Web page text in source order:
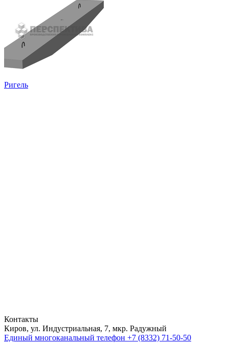
Ригель
Контакты
Киров, ул. Индустриальная, 7, мкр. Радужный
Единый многоканальный телефон +7 (8332) 71-50-50